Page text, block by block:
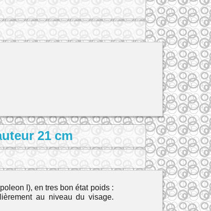
21 cm
I), en tres bon état poids :
au niveau du visage.